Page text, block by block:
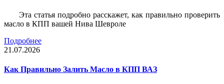
Эта статья подробно расскажет, как правильно проверить
масло в КПП вашей Нива Шевроле
Подробнее
21.07.2026
Как Правильно Залить Масло в КПП ВАЗ